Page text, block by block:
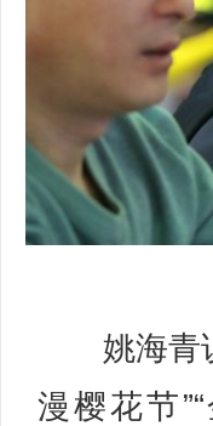
姚海青说
漫樱花节